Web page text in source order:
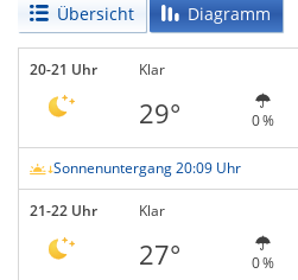
Übersicht Diagramm
20-21 Uhr Klar
29° 0 %
Sonnenuntergang 20:09 Uhr
21-22 Uhr Klar
27° 0 %